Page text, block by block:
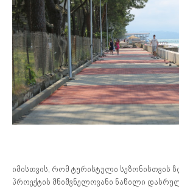
იმისთვის, რომ ტურისტული სეზონისთვის
პროექტის მნიშვნელოვანი ნაწილი